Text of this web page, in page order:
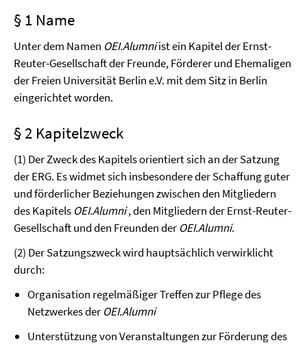
§ 1 Name
Unter dem Namen OEI.Alumniist ein Kapitel der Ernst-
Reuter-Gesellschaft der Freunde, Förderer und Ehemaligen
der Freien Universität Berlin e.V. mit dem Sitz in Berlin
eingerichtet worden.
§ 2 Kapitelzweck
(1) Der Zweck des Kapitels orientiert sich an der Satzung
der ERG. Es widmet sich insbesondere der Schaffung guter
und förderlicher Beziehungen zwi­schen den Mitgliedern
des Kapitels OEI.Alumni, den Mitgliedern der Ernst-Reuter-
Gesellschaft und den Freunden der OEI.Alumni.
(2) Der Satzungszweck wird hauptsächlich verwirklicht
durch:
Organisation regelmäßiger Treffen zur Pflege des
Netzwerkes der OEI.Alumni
Unterstützung von Veranstaltungen zur Förderung des